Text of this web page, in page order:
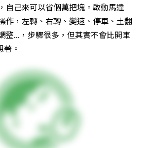
自己來可以省個萬把塊。啟動馬達
作，左轉、右轉、變速、停車、土翻
整...，步驟很多，但其實不會比開車
。